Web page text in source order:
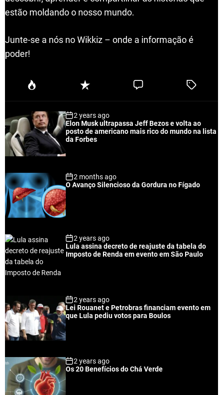
estão moldando o nosso mundo.
Junte-se a nós no Wikkiz – onde a informação é
poder!
P
u
a
r
R
e
n
t
C
e
T
e
2 years ago
Elon Musk ultrapassa Jeff Bezos e volta ao
posto de americano mais rico do mundo na lista
da Forbes
2 months ago
O Avanço Silencioso da Gordura no Fígado
2 years ago
Lula assina decreto de reajuste da tabela do
Imposto de Renda em evento em São Paulo
2 years ago
Lei Rouanet e Petrobras financiam evento em
que Lula pediu votos para Boulos
2 years ago
Os 20 Benefícios do Chá Verde